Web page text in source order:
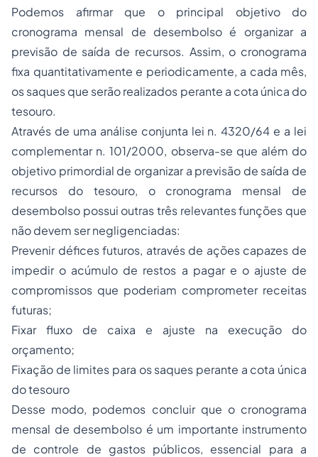
Podemos afirmar que o principal objetivo do
cronograma mensal de desembolso é organizar a
previsão de saída de recursos. Assim, o cronograma
fixa quantitativamente e periodicamente, a cada mês,
os saques que serão realizados perante a cota única do
tesouro.
Através de uma análise conjunta lei n. 4320/64 e a lei
complementar n. 101/2000, observa-se que além do
objetivo primordial de organizar a previsão de saída de
recursos do tesouro, o cronograma mensal de
desembolso possui outras três relevantes funções que
não devem ser negligenciadas:
Prevenir défices futuros, através de ações capazes de
impedir o acúmulo de restos a pagar e o ajuste de
compromissos que poderiam comprometer receitas
futuras;
Fixar fluxo de caixa e ajuste na execução do
orçamento;
Fixação de limites para os saques perante a cota única
do tesouro
Desse modo, podemos concluir que o cronograma
mensal de desembolso é um importante instrumento
de controle de gastos públicos, essencial para a